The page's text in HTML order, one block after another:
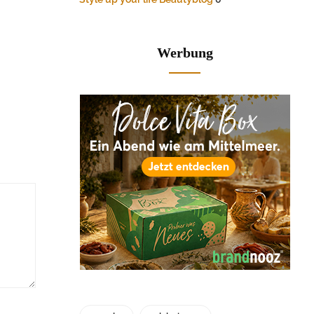
Werbung